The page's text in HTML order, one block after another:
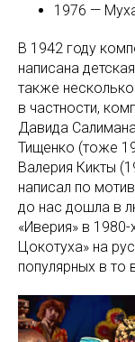
1976 —
В 1942 году
написана
также
в частности,
Давида
Тищенко (тоже
Валерия Кикты
написал по
до нас дошла в
«Иверия» в
Цокотуха» на
популярных в то